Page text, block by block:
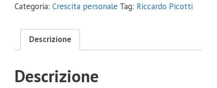
Categoria: Crescita personale Tag: Riccardo Picotti
Descrizione
Descrizione